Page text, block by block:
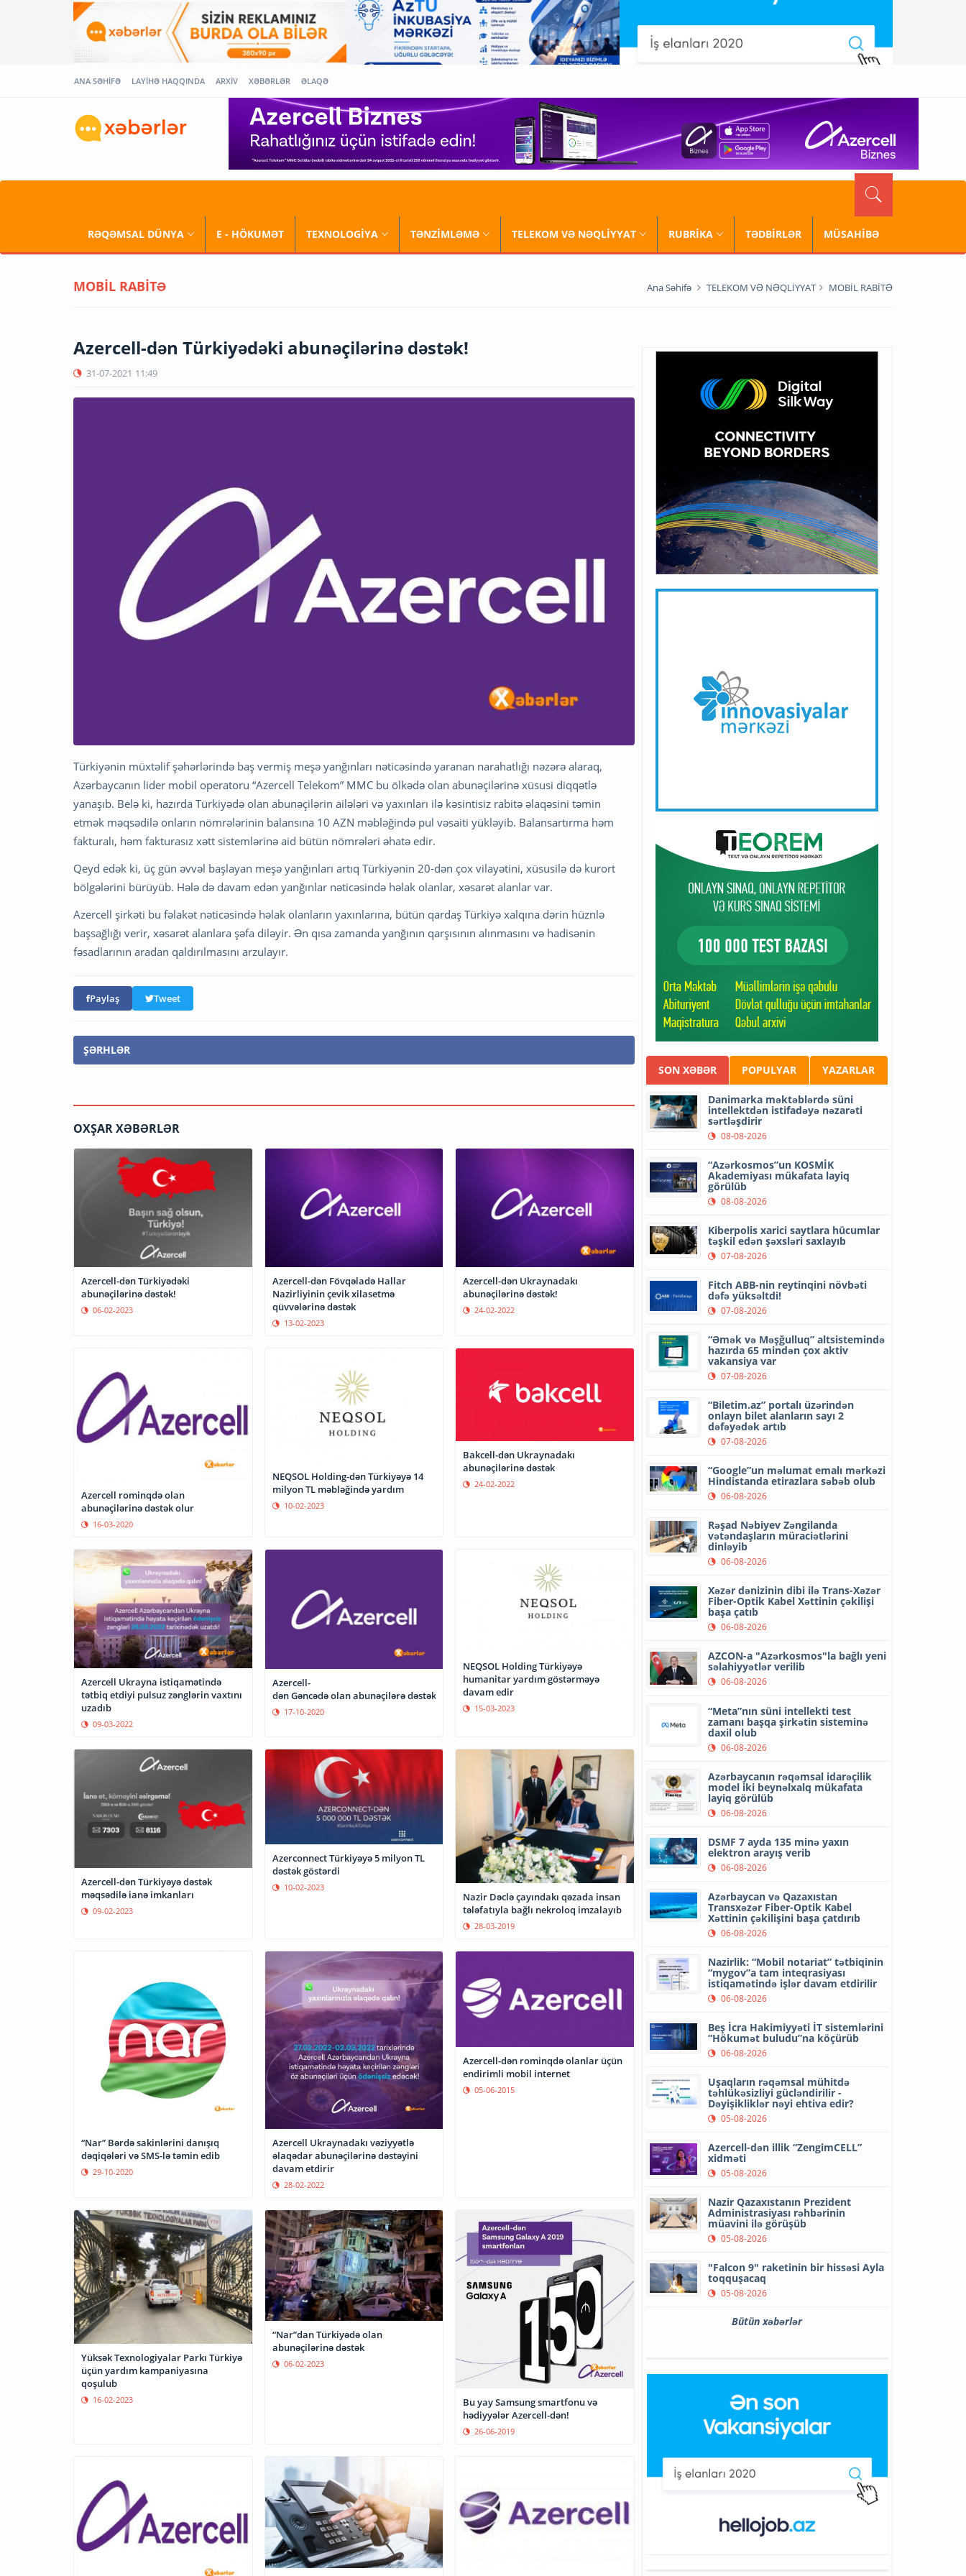
ANA SƏHİFƏ LAYİHƏ HAQQINDA ARXİV XƏBƏRLƏR ƏLAQƏ
RƏQƏMSAL DÜNYA E - HÖKUMƏT TEXNOLOGİYA TƏNZİMLƏMƏ TELEKOM VƏ NƏQLİYYAT RUBRİKA TƏDBİRLƏR MÜSAHİBƏ
MOBİL RABİTƏ Ana Səhifə TELEKOM VƏ NƏQLİYYAT MOBİL RABİTƏ
Azercell-dən Türkiyədəki abunəçilərinə dəstək!
31-07-2021 11:49
Türkiyənin müxtəlif şəhərlərində baş vermiş meşə yanğınları nəticəsində yaranan narahatlığı nəzərə alaraq,
Azərbaycanın lider mobil operatoru “Azercell Telekom” MMC bu ölkədə olan abunəçilərinə xüsusi diqqətlə
yanaşıb. Belə ki, hazırda Türkiyədə olan abunəçilərin ailələri və yaxınları ilə kəsintisiz rabitə əlaqəsini təmin
etmək məqsədilə onların nömrələrinin balansına 10 AZN məbləğində pul vəsaiti yükləyib. Balansartırma həm
fakturalı, həm fakturasız xətt sistemlərinə aid bütün nömrələri əhatə edir.
Qeyd edək ki, üç gün əvvəl başlayan meşə yanğınları artıq Türkiyənin 20-dən çox vilayətini, xüsusilə də kurort
bölgələrini bürüyüb. Hələ də davam edən yanğınlar nəticəsində həlak olanlar, xəsarət alanlar var.
Azercell şirkəti bu fəlakət nəticəsində həlak olanların yaxınlarına, bütün qardaş Türkiyə xalqına dərin hüznlə
başsağlığı verir, xəsarət alanlara şəfa diləyir. Ən qısa zamanda yanğının qarşısının alınmasını və hadisənin
fəsadlarının aradan qaldırılmasını arzulayır.
Paylaş Tweet
ŞƏRHLƏR
OXŞAR XƏBƏRLƏR
Azercell-dən Türkiyədəki
abunəçilərinə dəstək!
06-02-2023
Azercell-dən Fövqəladə Hallar
Nazirliyinin çevik xilasetmə
qüvvələrinə dəstək
13-02-2023
Azercell-dən Ukraynadakı
abunəçilərinə dəstək!
24-02-2022
Azercell rominqdə olan
abunəçilərinə dəstək olur
16-03-2020
NEQSOL Holding-dən Türkiyəyə 14
milyon TL məbləğində yardım
10-02-2023
Bakcell-dən Ukraynadakı
abunəçilərinə dəstək
24-02-2022
Azercell Ukrayna istiqamətində
tətbiq etdiyi pulsuz zənglərin vaxtını
uzadıb
09-03-2022
Azercell-
dən Gəncədə olan abunəçilərə dəstək
17-10-2020
NEQSOL Holding Türkiyəyə
humanitar yardım göstərməyə
davam edir
15-03-2023
Azercell-dən Türkiyəyə dəstək
məqsədilə ianə imkanları
09-02-2023
Azerconnect Türkiyəyə 5 milyon TL
dəstək göstərdi
10-02-2023
Nazir Dəclə çayındakı qəzada insan
tələfatıyla bağlı nekroloq imzalayıb
28-03-2019
“Nar” Bərdə sakinlərini danışıq
dəqiqələri və SMS-lə təmin edib
29-10-2020
Azercell Ukraynadakı vəziyyətlə
əlaqədar abunəçilərinə dəstəyini
davam etdirir
28-02-2022
Azercell-dən rominqdə olanlar üçün
endirimli mobil internet
05-06-2015
Yüksək Texnologiyalar Parkı Türkiyə
üçün yardım kampaniyasına
qoşulub
16-02-2023
“Nar”dan Türkiyədə olan
abunəçilərinə dəstək
06-02-2023
Bu yay Samsung smartfonu və
hədiyyələr Azercell-dən!
26-06-2019
SON XƏBƏR POPULYAR YAZARLAR
Danimarka məktəblərdə süni
intellektdən istifadəyə nəzarəti
sərtləşdirir
08-08-2026
“Azərkosmos”un KOSMİK
Akademiyası mükafata layiq
görülüb
08-08-2026
Kiberpolis xarici saytlara hücumlar
təşkil edən şəxsləri saxlayıb
07-08-2026
Fitch ABB-nin reytinqini növbəti
dəfə yüksəltdi!
07-08-2026
“Əmək və Məşğulluq” altsistemində
hazırda 65 mindən çox aktiv
vakansiya var
07-08-2026
“Biletim.az” portalı üzərindən
onlayn bilet alanların sayı 2
dəfəyədək artıb
07-08-2026
“Google”un məlumat emalı mərkəzi
Hindistanda etirazlara səbəb olub
06-08-2026
Rəşad Nəbiyev Zəngilanda
vətəndaşların müraciətlərini
dinləyib
06-08-2026
Xəzər dənizinin dibi ilə Trans-Xəzər
Fiber-Optik Kabel Xəttinin çəkilişi
başa çatıb
06-08-2026
AZCON-a "Azərkosmos"la bağlı yeni
səlahiyyətlər verilib
06-08-2026
“Meta”nın süni intellekti test
zamanı başqa şirkətin sisteminə
daxil olub
06-08-2026
Azərbaycanın rəqəmsal idarəçilik
model iki beynəlxalq mükafata
layiq görülüb
06-08-2026
DSMF 7 ayda 135 minə yaxın
elektron arayış verib
06-08-2026
Azərbaycan və Qazaxıstan
Transxəzər Fiber-Optik Kabel
Xəttinin çəkilişini başa çatdırıb
06-08-2026
Nazirlik: “Mobil notariat” tətbiqinin
“mygov”a tam inteqrasiyası
istiqamətində işlər davam etdirilir
06-08-2026
Beş İcra Hakimiyyəti İT sistemlərini
“Hökumət buludu”na köçürüb
06-08-2026
Uşaqların rəqəmsal mühitdə
təhlükəsizliyi gücləndirilir -
Dəyişikliklər nəyi ehtiva edir?
05-08-2026
Azercell-dən illik “ZengimCELL”
xidməti
05-08-2026
Nazir Qazaxıstanın Prezident
Administrasiyası rəhbərinin
müavini ilə görüşüb
05-08-2026
"Falcon 9" raketinin bir hissəsi Ayla
toqquşacaq
05-08-2026
Bütün xəbərlər